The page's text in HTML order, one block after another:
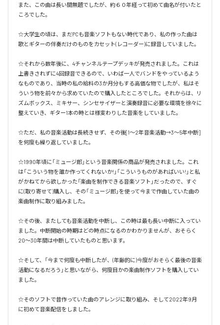
また、この曲は長い間無題でしたが、約６０年経って初めて曲名が付いたと
ころでした。
☆大学生の頃は、まだPCも音楽ソフトもない時代であり、私の作った曲は
歌とギターの伴奏だけのものをカセット(レコーダー)に録音していました。
☆それから数年後に、4チャンネルテープデッキが発売されました。これは
上書きされずに4回録音できるので、いわば一人でバンドをやっているよう
なものであり、当時の私の給料の3か月分もする高価な物でしたが、私はそ
ういう物を前々から求めていたので購入したところでした。それからは、リ
ズムボックス、ミキサー、シンセサイザーと演奏録音に必要な環境を徐々に
整えていき、ギター1本の時とは様変わりした音楽をしていました。
☆ただ、私の音楽活動は長続きせず、その後[1～2年音楽活動→3～5年中断]
を何度も繰り返していました。
☆1990年頃に「ミュージ郎」という音楽関係の商品が発売されました。これ
は「こういう物を誰か作ってくれないか!」「こういうものがあればいい!」と私
がかねてから欲しかった「楽曲を制作できる音楽ソフト」だったので、すぐ
に(取り寄せて)購入し、その「ミュージ郎」を使って今まで作曲していた曲の
楽曲制作に取り組みました。
☆その後、またしても音楽活動を中断し、この時は最も長い中断に入ってい
ました。中断開始の時期はどの時点になるのかわかりませんが、おそらく
20～30年間は中断していたものと思います。
☆そして、「今まで何度も中断したが、(年齢的に)今度がおそらく最後の音楽
活動になるだろう」と思いながら、何度目かの楽曲制作ソフトを購入してい
ました。
☆そのソフトで昔作っていた曲のアレンジに取り組み、そして2022年9月
に初めて音楽配信をしました。